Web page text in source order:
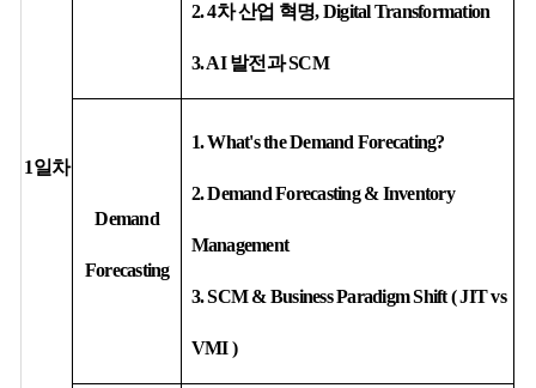
1일차
2. 4차 산업 혁명, Digital Transformation
3. AI발전과SCM
Demand
Forecasting
1. What's the DemandForecating?
2. Demand Forecasting & Inventory
Management
3. SCM & Business Paradigm Shift ( JIT vs
VMI )